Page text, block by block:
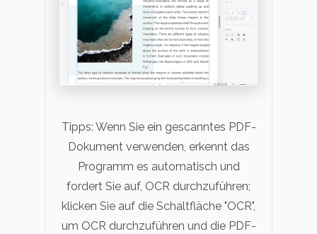
Tipps: Wenn Sie ein gescanntes PDF-
Dokument verwenden, erkennt das
Programm es automatisch und
fordert Sie auf, OCR durchzuführen;
klicken Sie auf die Schaltfläche "OCR",
um OCR durchzuführen und die PDF-